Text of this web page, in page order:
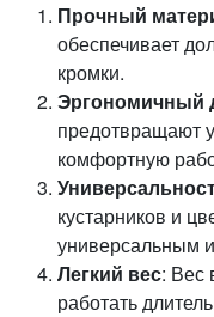
Прочный
обеспечивает
кромки.
Эргономичный
предотвращают
комфортную
кустарников и
универсальным
Легкий вес: Вес
работать